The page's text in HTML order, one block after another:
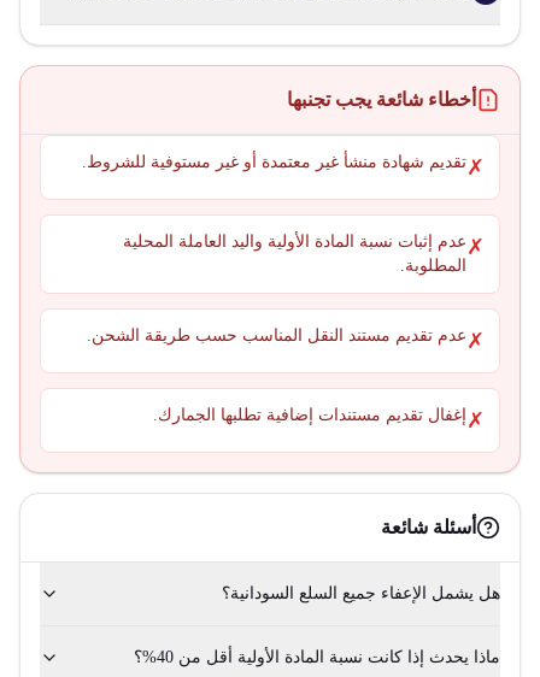
أخطاء شائعة يجب تجنبها
✗تقديم شهادة منشأ غير معتمدة أو غير مستوفية للشروط.
✗ عدم إثبات نسبة المادة الأولية واليد العاملة المحلية
المطلوبة.
✗ عدم تقديم مستند النقل المناسب حسب طريقة الشحن.
✗ إغفال تقديم مستندات إضافية تطلبها الجمارك.
أسئلة شائعة
هل يشمل الإعفاء جميع السلع السودانية؟
ماذا يحدث إذا كانت نسبة المادة الأولية أقل من 40%؟